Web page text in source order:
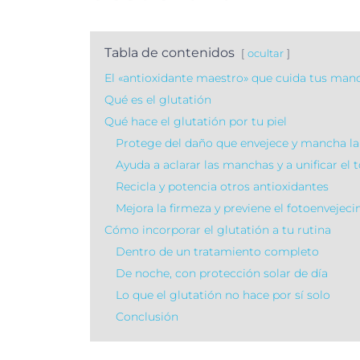
Tabla de contenidos ocultar
El «antioxidante maestro» que cuida tus
Qué es el glutatión
Qué hace el glutatión por tu piel
Protege del daño que envejece y mancha
Ayuda a aclarar las manchas y a unificar el
Recicla y potencia otros antioxidantes
Mejora la firmeza y previene el
Cómo incorporar el glutatión a tu rutina
Dentro de un tratamiento completo
De noche, con protección solar de día
Lo que el glutatión no hace por sí solo
Conclusión